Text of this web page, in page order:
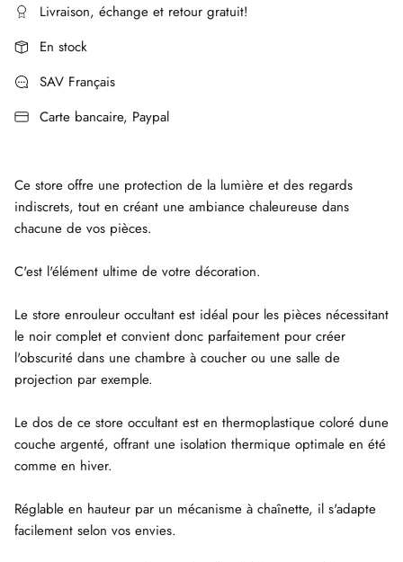
Livraison, échange et retour gratuit!
En stock
SAV Français
Carte bancaire, Paypal
Ce store offre une protection de la lumière et des regards
indiscrets, tout en créant une ambiance chaleureuse dans
chacune de vos pièces.
C'est l'élément ultime de votre décoration.
Le store enrouleur occultant est idéal pour les pièces nécessitant
le noir complet et convient donc parfaitement pour créer
l'obscurité dans une chambre à coucher ou une salle de
projection par exemple.
Le dos de ce store occultant est en thermoplastique coloré dune
couche argenté, offrant une isolation thermique optimale en été
comme en hiver.
Réglable en hauteur par un mécanisme à chaînette, il s'adapte
facilement selon vos envies.